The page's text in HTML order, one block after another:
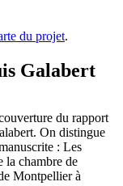
du projet.
Galabert